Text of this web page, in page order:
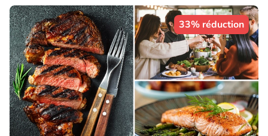
33% réduction